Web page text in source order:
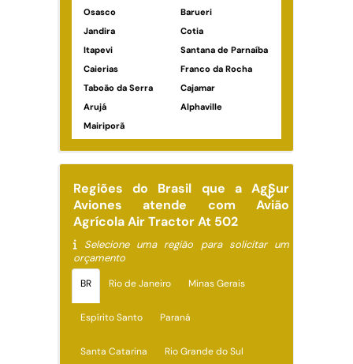
Osasco
Barueri
Jandira
Cotia
Itapevi
Santana de Parnaíba
Caierias
Franco da Rocha
Taboão da Serra
Cajamar
Arujá
Alphaville
Mairiporã
Regiões do Brasil que a AgSur
Aviones atende com Avião
Agrícola Air Tractor At 502
Selecione uma região para solicitar um
orçamento
BR Rio de Janeiro Minas Gerais
Espírito Santo Paraná
Santa Catarina Rio Grande do Sul